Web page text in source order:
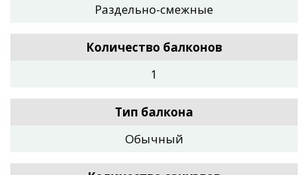
Раздельно-смежные
Количество балконов
1
Тип балкона
Обычный